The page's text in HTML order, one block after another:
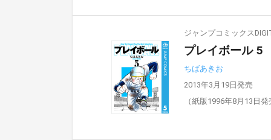
ジャンプコミックス
プレイボール 5
ちばあきお
2013年3月19日発売
（紙版1996年8月13日発